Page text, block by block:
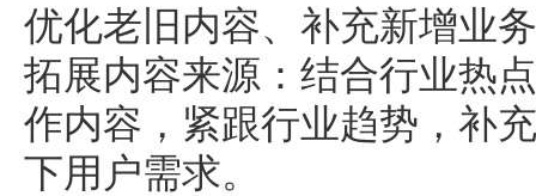
优化老旧内容、补充新增业
拓展内容来源：结合行业热
作内容，紧跟行业趋势，补
下用户需求。